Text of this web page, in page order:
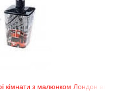
кімнати з малюнком Лондон